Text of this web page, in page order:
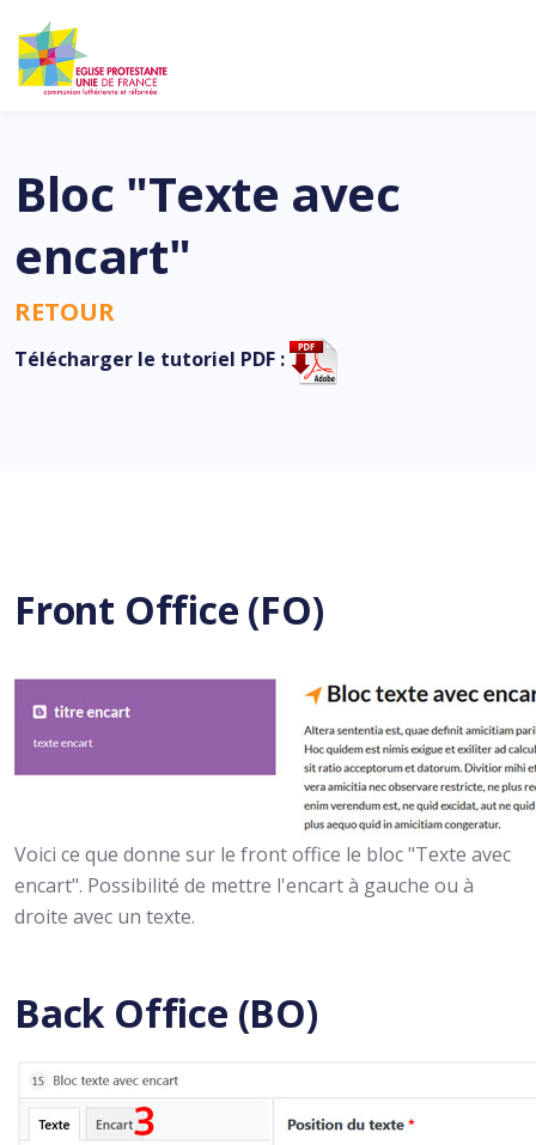
Bloc "Texte avec
encart"
RETOUR
Télécharger le tutoriel PDF :
Front Office (FO)
Voici ce que donne sur le front office le bloc "Texte avec
encart". Possibilité de mettre l'encart à gauche ou à
droite avec un texte.
Back Office (BO)